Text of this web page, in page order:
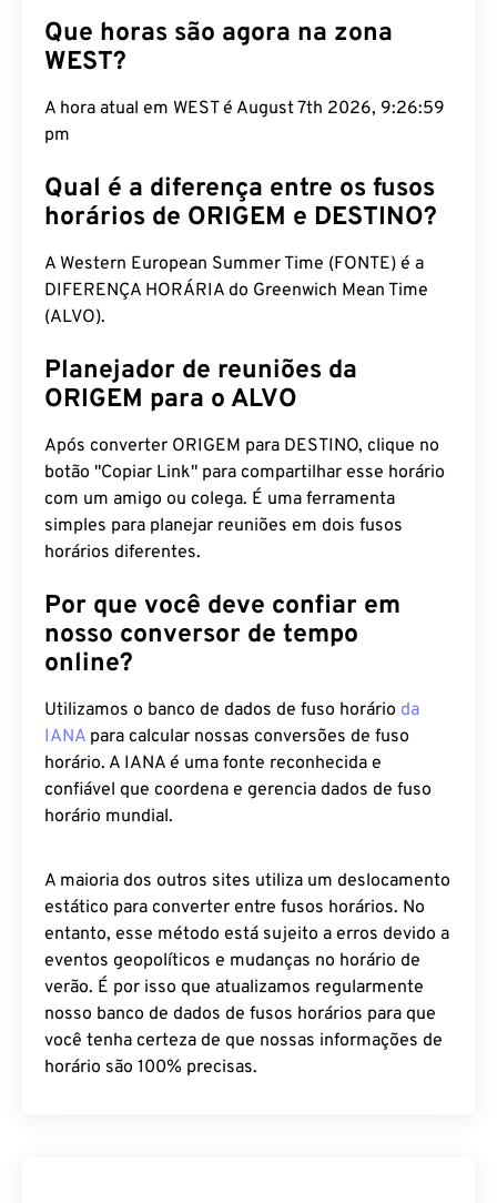
Que horas são agora na zona
WEST?
A hora atual em WEST é August 7th 2026, 9:27:00
pm
Qual é a diferença entre os fusos
horários de ORIGEM e DESTINO?
A Western European Summer Time (FONTE) é a
DIFERENÇA HORÁRIA do Greenwich Mean Time
(ALVO).
Planejador de reuniões da
ORIGEM para o ALVO
Após converter ORIGEM para DESTINO, clique no
botão "Copiar Link" para compartilhar esse horário
com um amigo ou colega. É uma ferramenta
simples para planejar reuniões em dois fusos
horários diferentes.
Por que você deve confiar em
nosso conversor de tempo
online?
Utilizamos o banco de dados de fuso horário da
IANA para calcular nossas conversões de fuso
horário. A IANA é uma fonte reconhecida e
confiável que coordena e gerencia dados de fuso
horário mundial.
A maioria dos outros sites utiliza um deslocamento
estático para converter entre fusos horários. No
entanto, esse método está sujeito a erros devido a
eventos geopolíticos e mudanças no horário de
verão. É por isso que atualizamos regularmente
nosso banco de dados de fusos horários para que
você tenha certeza de que nossas informações de
horário são 100% precisas.